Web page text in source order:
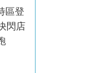
區登
閃店